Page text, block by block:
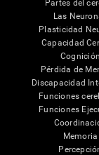
Partes del
Las
Plasticidad
Capacidad
Cognición
Pérdida de
Discapacidad
Funciones
Funciones
Memoria